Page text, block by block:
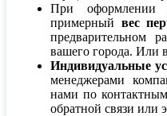
При оформлении
примерный вес
предварительном
вашего города. Или
Индивидуальные
менеджерами
нами по
обратной связи или